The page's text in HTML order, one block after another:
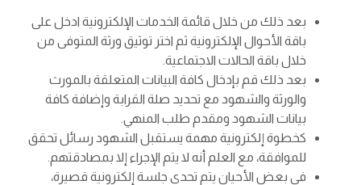
بعد ذلك من خلال قائمة الخدمات الإلكترونية ادخل على
باقة الأحوال الإلكترونية ثم اختر توثيق ورثة المتوفى من
خلال باقة الحالات الاجتماعية.
بعد ذلك قم بإدخال كافة البيانات المتعلقة بالمورث
والورثة والشهود مع تحديد صلة القرابة وإضافة كافة
بيانات الشهود ومقدم طلب المنهي.
كخطوة إلكترونية مهمة يستقبل الشهود رسائل تحقق
للموافقة، مع العلم أنه لا يتم الإجراء إلا بمصادقتهم.
في بعض الأحيان يتم تحدي جلسة إلكترونية قصيرة،